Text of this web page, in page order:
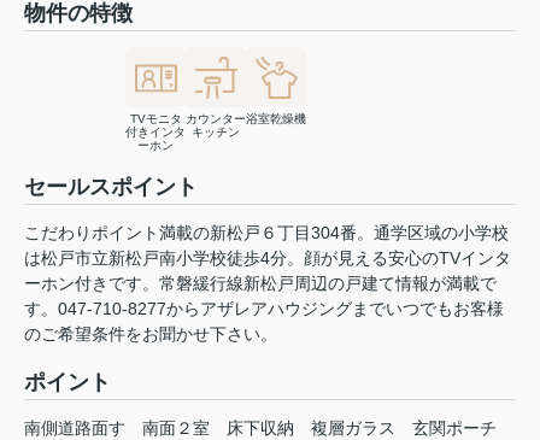
物件の特徴
TVモニタ
付きインタ
ーホン
カウンター
キッチン
浴室乾燥機
セールスポイント
こだわりポイント満載の新松戸６丁目304番。通学区域の小学校
は松戸市立新松戸南小学校徒歩4分。顔が見える安心のTVインタ
ーホン付きです。常磐緩行線新松戸周辺の戸建て情報が満載で
す。047-710-8277からアザレアハウジングまでいつでもお客様
のご希望条件をお聞かせ下さい。
ポイント
南側道路面す 南面２室 床下収納 複層ガラス 玄関ポーチ